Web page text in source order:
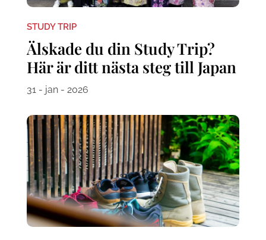
STUDY TRIP
Älskade du din Study Trip?
Här är ditt nästa steg till Japan
31 - jan - 2026